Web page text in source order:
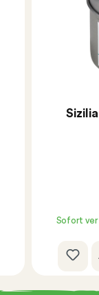
Sofort